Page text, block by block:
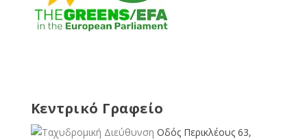
Κεντρικό Γραφείο
Οδός Περικλέους 63,